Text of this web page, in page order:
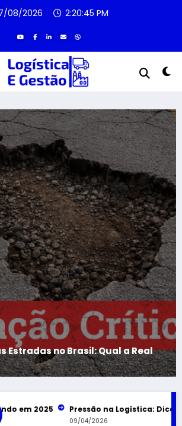
08/2026 2:20:46 PM
no Brasil: Qual a Real
2025 Pressão na Logística: Dicas
09/04/2026